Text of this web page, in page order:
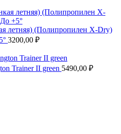
летняя) (Полипропилен X-Dry)
3200,00 ₽
Trainer II green 5490,00 ₽